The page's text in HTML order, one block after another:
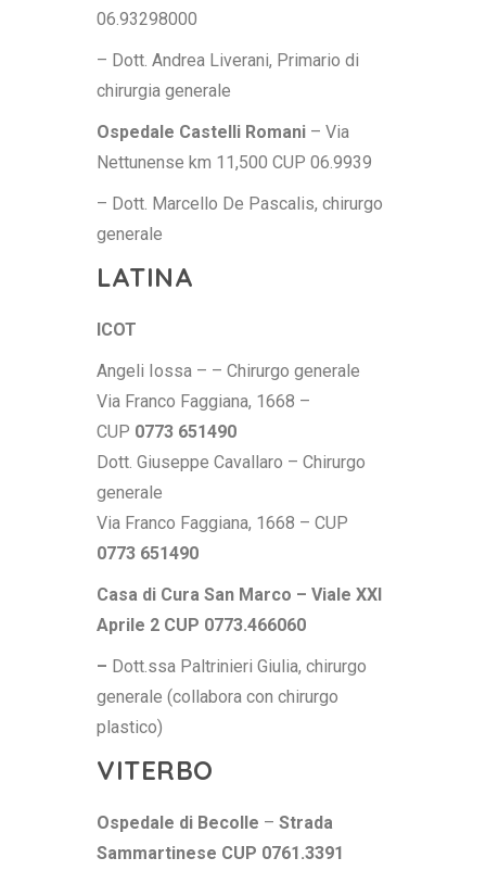
06.93298000
– Dott. Andrea Liverani, Primario di
chirurgia generale
Ospedale Castelli Romani – Via
Nettunense km 11,500 CUP 06.9939
– Dott. Marcello De Pascalis, chirurgo
generale
LATINA
ICOT
Angeli Iossa – – Chirurgo generale
Via Franco Faggiana, 1668 –
CUP 0773 651490
Dott. Giuseppe Cavallaro – Chirurgo
generale
Via Franco Faggiana, 1668 – CUP
0773 651490
Casa di Cura San Marco – Viale XXI
Aprile 2 CUP 0773.466060
– Dott.ssa Paltrinieri Giulia, chirurgo
generale (collabora con chirurgo
plastico)
VITERBO
Ospedale di Becolle – Strada
Sammartinese CUP 0761.3391